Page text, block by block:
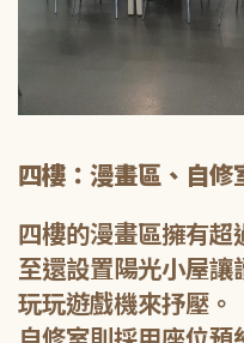
四樓：漫畫區、自修
四樓的漫畫區擁有
至還設置陽光小屋
玩玩遊戲機來抒壓。